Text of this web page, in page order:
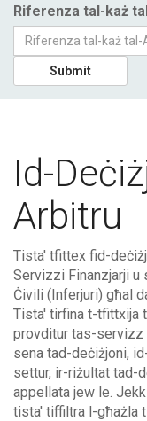
Riferenza tal-każ
Submit
Id-
Arbitru
Tista' tfittex fid-
Servizzi Finanzjarji
Ċivili (Inferjuri) għal
Tista' tirfina t-tfittxija
provditur tas-servizz
sena tad-deċiżjoni,
settur, ir-riżultat tad-
appellata jew le.
tista' tiffiltra l-għażla